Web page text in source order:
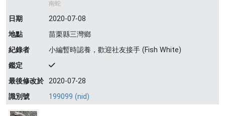
南蛇
日期
2020-07-08
地點
苗栗縣三灣鄉
紀錄者
小編暫時認養，歡迎社友接手 (Fish White)
鑑定
最後修改於 2020-07-28
識別號
199099 (nid)